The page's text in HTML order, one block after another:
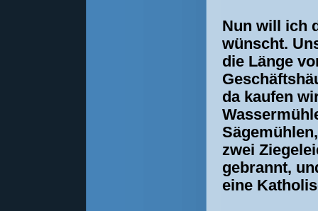
Nun will ich
wünscht.
die Länge
da kaufen
zwei
gebrannt,
eine